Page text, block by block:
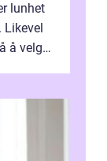
lunhet
å velge